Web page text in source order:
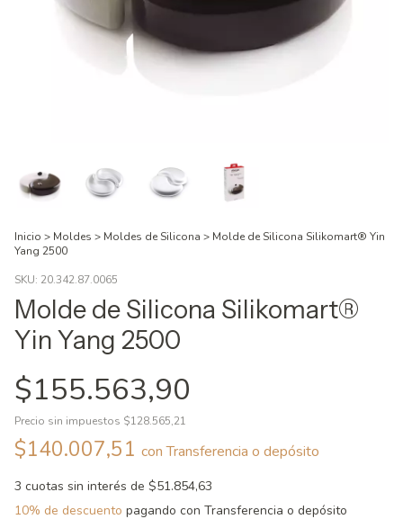
Inicio > Moldes > Moldes de Silicona > Molde de Silicona Silikomart® Yin
Yang 2500
SKU: 20.342.87.0065
Molde de Silicona Silikomart®
Yin Yang 2500
$155.563,90
Precio sin impuestos $128.565,21
$140.007,51 con Transferencia o depósito
3 cuotas sin interés de $51.854,63
10% de descuento pagando con Transferencia o depósito